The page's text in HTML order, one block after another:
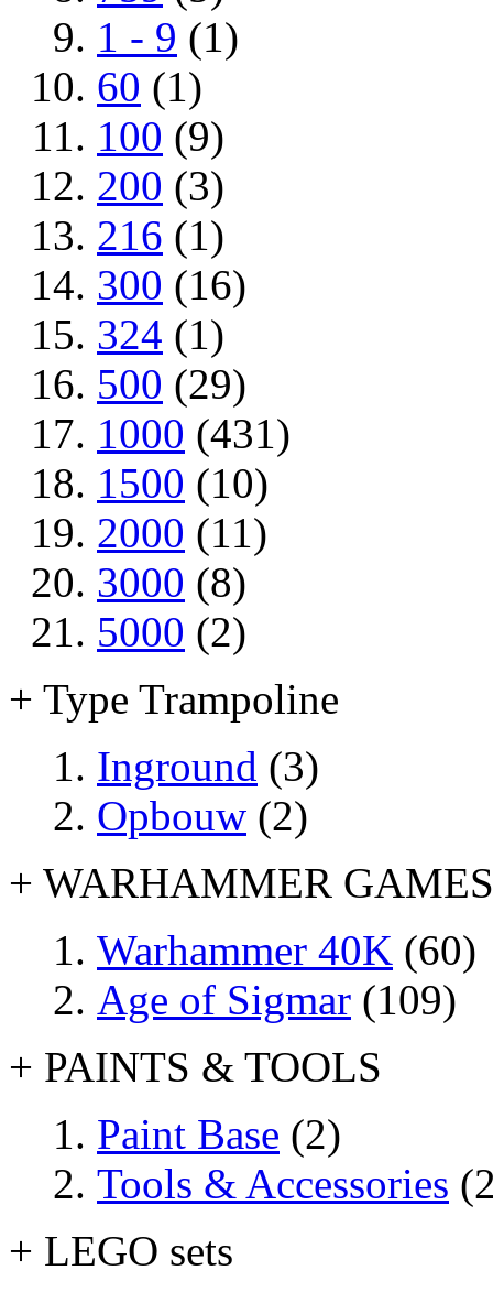
1 - 9 (1)
60 (1)
100 (9)
200 (3)
216 (1)
300 (16)
324 (1)
500 (29)
1000 (431)
1500 (10)
2000 (11)
3000 (8)
5000 (2)
+ Type Trampoline
Inground (3)
Opbouw (2)
+ WARHAMMER GAMES
Warhammer 40K (60)
Age of Sigmar (109)
+ PAINTS & TOOLS
Paint Base (2)
Tools & Accessories
+ LEGO sets